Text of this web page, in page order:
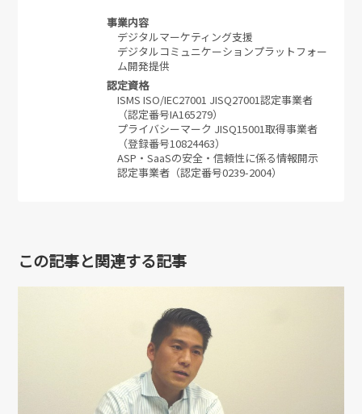
事業内容
デジタルマーケティング支援
デジタルコミュニケーションプラットフォー
ム開発提供
認定資格
ISMS ISO/IEC27001 JISQ27001認定事業者
（認定番号IA165279）
プライバシーマーク JISQ15001取得事業者
（登録番号10824463）
ASP・SaaSの安全・信頼性に係る情報開示
認定事業者（認定番号0239-2004）
この記事と関連する記事